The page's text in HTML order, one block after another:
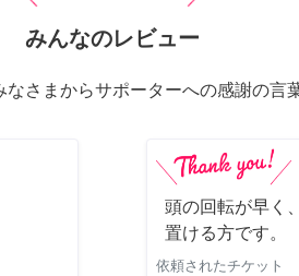
みんなのレビュー
なさまからサポーターへの感謝の言
頭の回転が早く
置ける方です。
依頼されたチケット